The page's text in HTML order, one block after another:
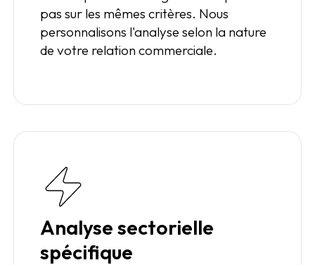
pas sur les mêmes critères. Nous
personnalisons l'analyse selon la nature
de votre relation commerciale.
Analyse sectorielle
spécifique